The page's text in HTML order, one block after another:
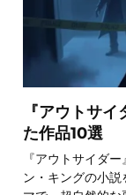
『アウトサ
た作品10選
『アウトサイダ
ン・キングの小